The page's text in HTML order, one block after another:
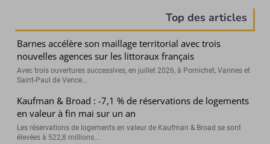
Top des articles
Barnes accélère son maillage territorial avec trois
nouvelles agences sur les littoraux français
Avec trois ouvertures successives, en juillet 2026, à Pornichet, Vannes et
Saint-Paul de Vence...
Kaufman & Broad : -7,1 % de réservations de logements
en valeur à fin mai sur un an
Les réservations de logements en valeur de Kaufman & Broad se sont
élevées à 522,8 millions...